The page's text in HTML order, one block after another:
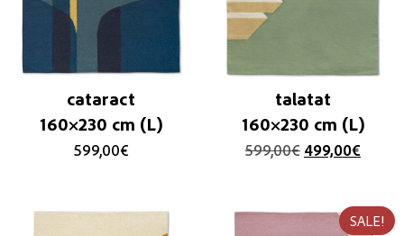
cataract
160×230 cm (L)
599,00€
talatat
160×230 cm (L)
599,00€ 499,00€
SALE!